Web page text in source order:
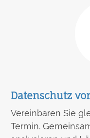
Datenschutz
Vereinbaren Sie
Termin.